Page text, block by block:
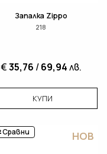
Запалка Zippo
218
€35,76 /69,94лв.
КУПИ
Сравни НОВ